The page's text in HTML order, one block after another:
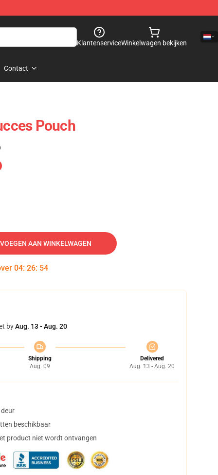
KlantenserviceWinkelwagen bekijken
Contact
Pouch
AAN WINKELWAGEN
04: 26: 54
byAug. 13 - Aug. 20
Shipping
Aug. 09
Delivered
Aug. 13 - Aug. 20
beschikbaar
product niet wordt ontvangen